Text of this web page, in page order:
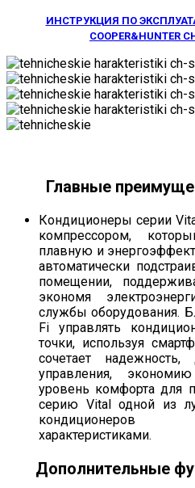
ИНСТРУКЦИЯ ПО
COOPER&HUNTER
Главные
Кондиционеры серии
компрессором,
плавную и
автоматически
помещении,
экономя
службы оборудования.
Fi управлять
точки, используя
сочетает надежность,
управления,
уровень комфорта для
серию Vital одной из
характеристиками.
Дополнительные